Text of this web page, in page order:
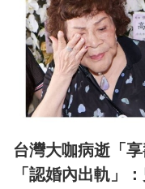
台灣大咖病逝「
「認婚內出軌」